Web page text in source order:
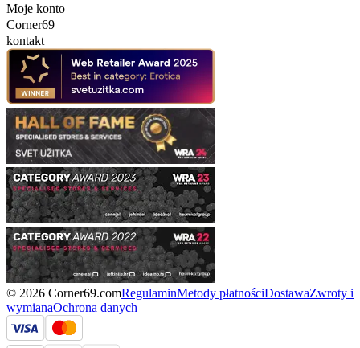
Moje konto
Corner69
kontakt
© 2026 Corner69.comRegulaminMetody płatnościDostawaZwroty i
wymianaOchrona danych